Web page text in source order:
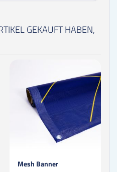
GEKAUFT HABEN,
Mesh Banner